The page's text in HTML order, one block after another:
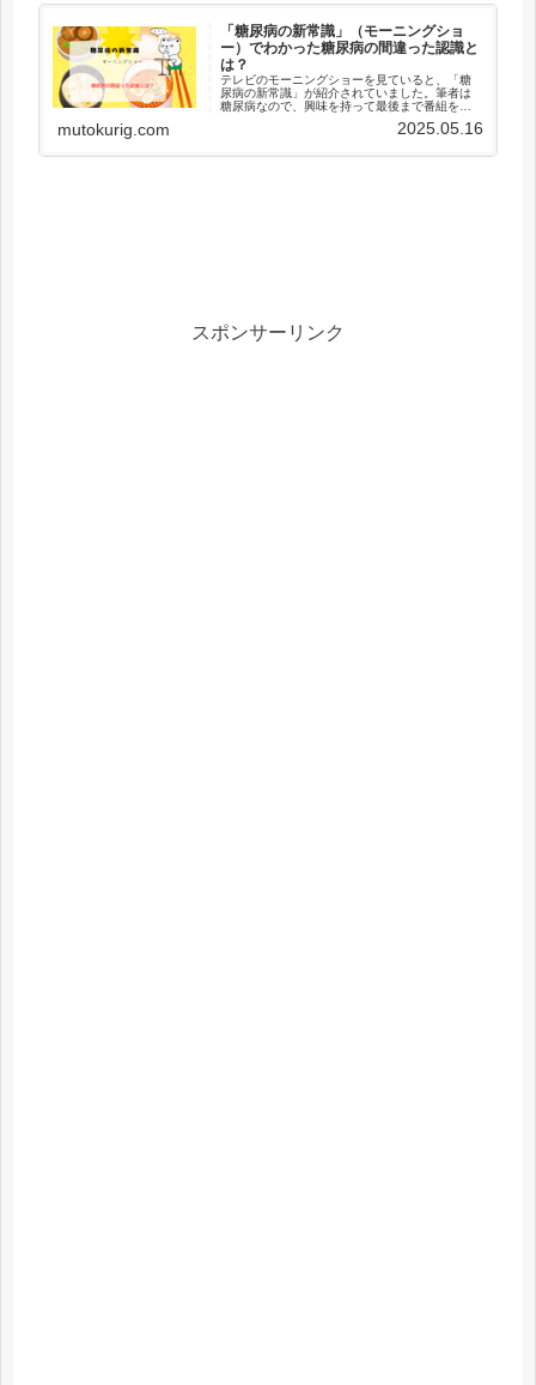
「糖尿病の新常識」（モーニングショ
ー）でわかった糖尿病の間違った認識と
は？
テレビのモーニングショーを見ていると、「糖
尿病の新常識」が紹介されていました。筆者は
糖尿病なので、興味を持って最後まで番組を見
認識ということですね。食事の順番など、随分
mutokurig.com 2025.05.16
スポンサーリンク